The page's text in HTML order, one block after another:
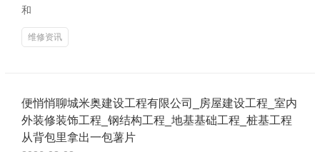
和
维修资讯
便悄悄聊城米奥建设工程有限公司_房屋建设工程_室内
外装修装饰工程_钢结构工程_地基基础工程_桩基工程
从背包里拿出一包薯片